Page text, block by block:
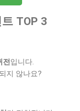
TOP 3
전입니다.
지 않나요?